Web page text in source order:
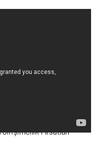
Fırsatları